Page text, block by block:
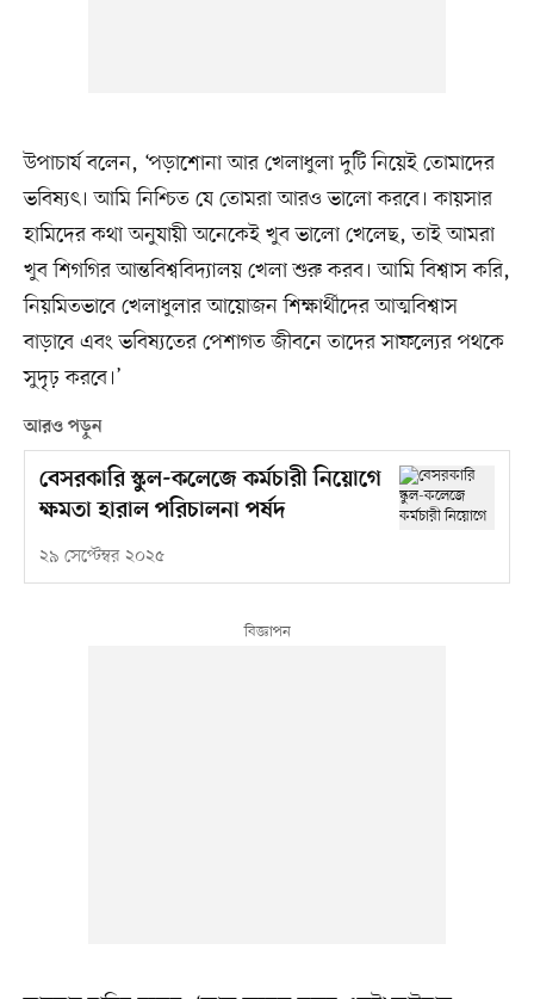
উপাচার্য বলেন, ‘পড়াশোনা আর খেলাধুলা দুটি নিয়েই তোমাদের
ভবিষ্যৎ। আমি নিশ্চিত যে তোমরা আরও ভালো করবে। কায়সার
হামিদের কথা অনুযায়ী অনেকেই খুব ভালো খেলেছ, তাই আমরা
খুব শিগগির আন্তবিশ্ববিদ্যালয় খেলা শুরু করব। আমি বিশ্বাস করি,
নিয়মিতভাবে খেলাধুলার আয়োজন শিক্ষার্থীদের আত্মবিশ্বাস
বাড়াবে এবং ভবিষ্যতের পেশাগত জীবনে তাদের সাফল্যের পথকে
সুদৃঢ় করবে।’
আরও পড়ুন
বেসরকারি স্কুল-কলেজে কর্মচারী নিয়োগে
ক্ষমতা হারাল পরিচালনা পর্ষদ
২৯ সেপ্টেম্বর ২০২৫